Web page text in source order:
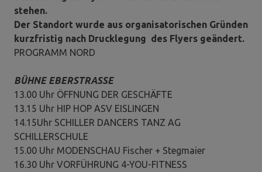
stehen.
Der Standort wurde aus organisatorischen Gründen
kurzfristig nach Drucklegung des Flyers geändert.
PROGRAMM NORD
BÜHNE EBERSTRASSE
13.00 Uhr ÖFFNUNG DER GESCHÄFTE
13.15 Uhr HIP HOP ASV EISLINGEN
14.15Uhr SCHILLER DANCERS TANZ AG
SCHILLERSCHULE
15.00 Uhr MODENSCHAU Fischer + Stegmaier
16.30 Uhr VORFÜHRUNG 4-YOU-FITNESS